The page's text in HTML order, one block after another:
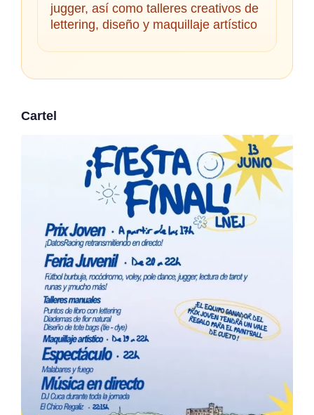
jugger, así como talleres creativos de
lettering, diseño y maquillaje artístico
Cartel